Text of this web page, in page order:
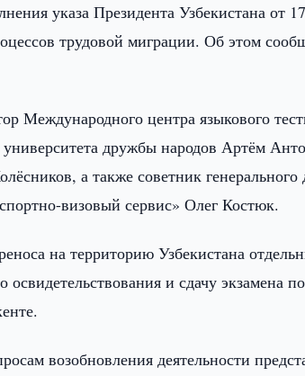
указа Президента Узбекистана от
трудовой миграции. Об этом
Международного центра языкового
дружбы народов Артём
а также советник генерального
визовый сервис» Олег Костюк.
на территорию Узбекистана
и сдачу экзамена
возобновления деятельности